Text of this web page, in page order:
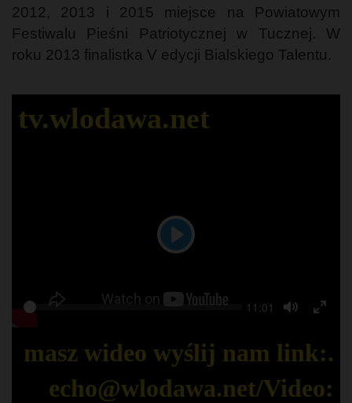
2012, 2013 i 2015 miejsce na Powiatowym
Festiwalu Pieśni Patriotycznej w Tucznej. W
roku 2013 finalistka V edycji Bialskiego Talentu.
tv.wlodawa.net
Play
Play Seek Current
11:01
masz wideo wyślij nam link:.
echo@wlodawa.net/Video: